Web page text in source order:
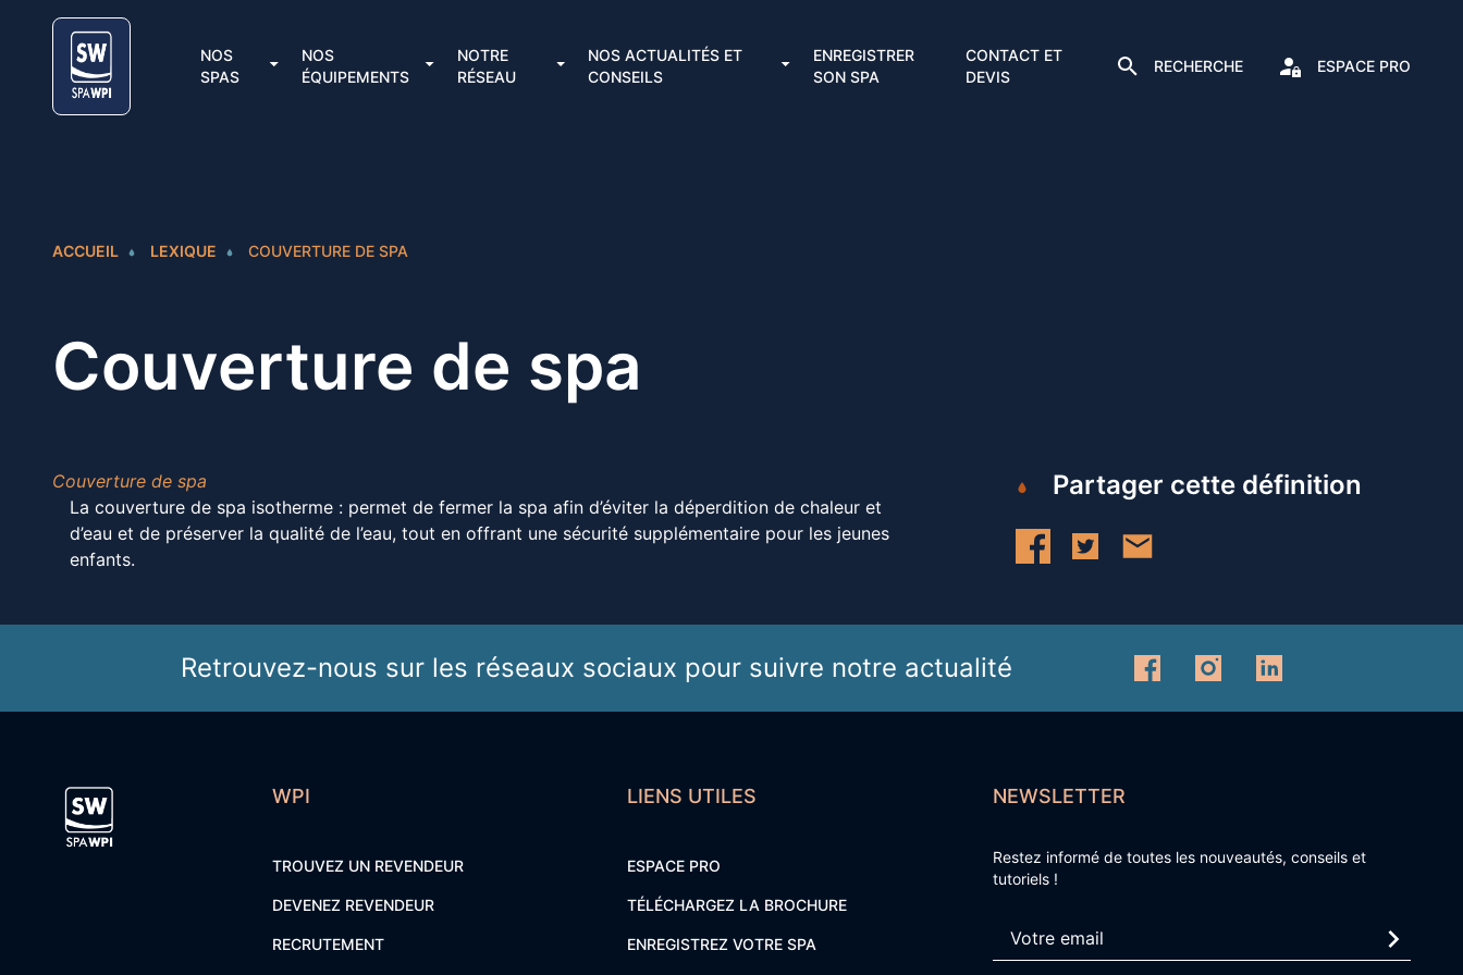
Aller au contenu
NOS
SPAS
NOS
ÉQUIPEMENTS
NOTRE
RÉSEAU
NOS ACTUALITÉS ET
CONSEILS
ENREGISTRER
SON SPA
CONTACT ET
DEVIS
RECHERCHE ESPACE PRO
ACCUEIL LEXIQUE COUVERTURE DE SPA
Couverture de spa
Couverture de spa
La couverture de spa isotherme : permet de fermer la spa afin d’éviter la déperdition de chaleur et
d’eau et de préserver la qualité de l’eau, tout en offrant une sécurité supplémentaire pour les jeunes
enfants.
Partager cette définition
Retrouvez-nous sur les réseaux sociaux pour suivre notre actualité
WPI
TROUVEZ UN REVENDEUR
DEVENEZ REVENDEUR
RECRUTEMENT
LIENS UTILES
ESPACE PRO
TÉLÉCHARGEZ LA BROCHURE
ENREGISTREZ VOTRE SPA
NEWSLETTER
Restez informé de toutes les nouveautés, conseils et
tutoriels !